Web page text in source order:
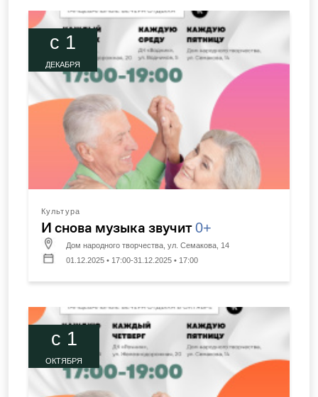
c 1
ДЕКАБРЯ
Культура
И снова музыка звучит0+
Дом народного творчества, ул. Семакова, 14
01.12.2025 • 17:00-31.12.2025 • 17:00
c 1
ОКТЯБРЯ